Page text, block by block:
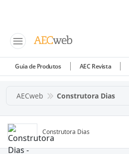
Guia de Produtos AEC Revista
AECweb Construtora Dias
Construtora Dias